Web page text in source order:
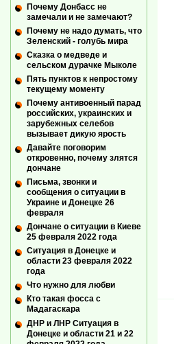
Почему Донбасс не
замечали и не замечают?
Почему не надо думать, что
Зеленский - голубь мира
Сказка о медведе и
сельском дурачке Мыколе
Пять пунктов к непростому
текущему моменту
Почему антивоенный парад
российских, украинских и
зарубежных селебов
вызывает дикую ярость
Давайте поговорим
откровенно, почему злятся
дончане
Письма, звонки и
сообщения о ситуации в
Украине и Донецке 26
февраля
Дончане о ситуации в Киеве
25 февраля 2022 года
Ситуация в Донецке и
области 23 февраля 2022
года
Что нужно для любви
Кто такая фосса с
Мадагаскара
ДНР и ЛНР Ситуация в
Донецке и области 21 и 22